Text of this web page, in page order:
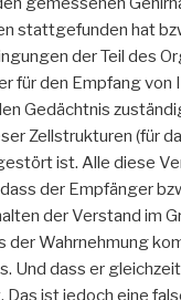
stattgefunden hat
der Teil des
für den Empfang von
Gedächtnis
Zellstrukturen (für
ist. Alle diese
der Empfänger
der Verstand im
der Wahrnehmung
Und dass er
Das ist jedoch eine